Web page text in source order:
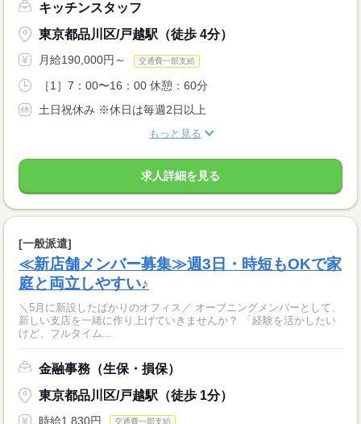
キッチンスタッフ
東京都品川区/戸越駅（徒歩 4分）
月給190,000円～ 交通費一部支給
［1］7：00〜16：00 休憩：60分
土日祝休み ※休日は毎週2日以上
もっと見る
求人詳細を見る
[一般派遣]
≪新店舗メンバー募集≫週3日・時短もOKで家
庭と両立しやすい♪
＼5月に新設したばかりのオフィス／ オープニングメンバーとして、
新しい支店を一緒に作り上げていきませんか？ 「経験を活かしたい
けど、フルタイム...
金融事務（生保・損保）
東京都品川区/戸越駅（徒歩 1分）
時給1,830円 交通費一部支給